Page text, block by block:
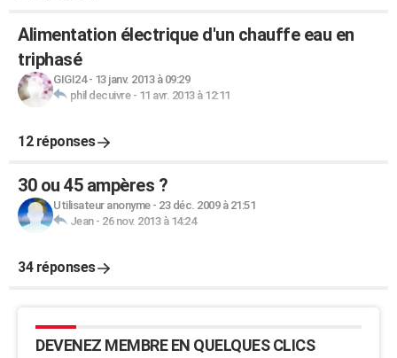
Alimentation électrique d'un chauffe eau en
triphasé
GIGI24- 13 janv. 2013 à 09:29
phil decuivre- 11 avr. 2013 à 12:11
12 réponses
30 ou 45 ampères ?
Utilisateur anonyme- 23 déc. 2009 à 21:51
Jean- 26 nov. 2013 à 14:24
34 réponses
DEVENEZ MEMBRE EN QUELQUES CLICS